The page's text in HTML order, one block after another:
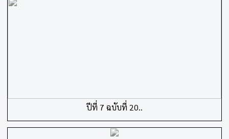
ปีที่ 7 ฉบับที่ 20..